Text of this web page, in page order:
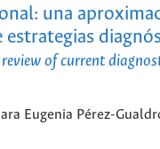
una
of current
Eugenia Pérez-